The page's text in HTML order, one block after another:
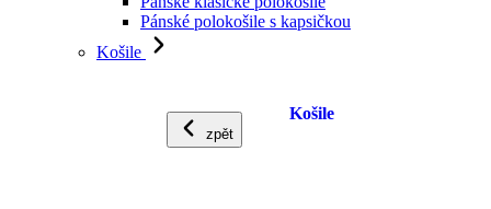
Pánské polokošile s kapsičkou
Košile
zpět
Košile